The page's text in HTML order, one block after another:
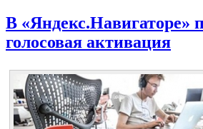
В «Яндекс.Навигаторе»
голосовая активация